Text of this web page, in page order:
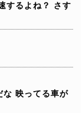
するよね？
さす
な 映ってる車が